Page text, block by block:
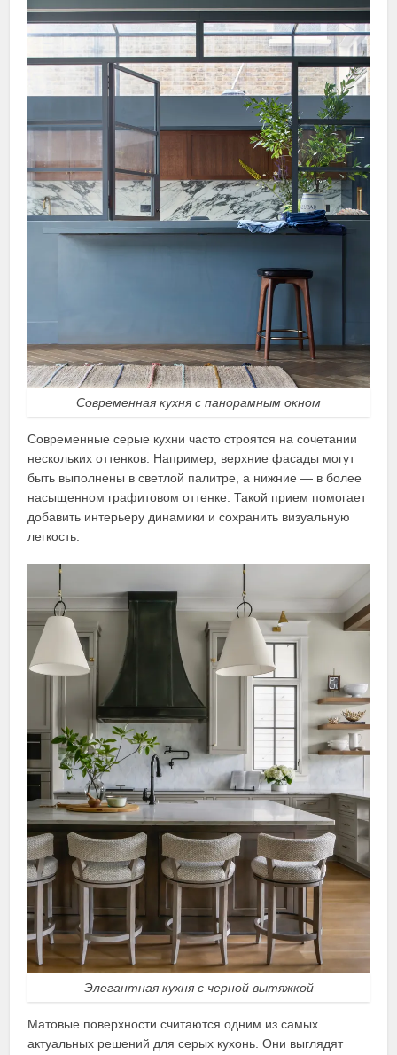
Современная кухня с панорамным окном
Современные серые кухни часто строятся на сочетании
нескольких оттенков. Например, верхние фасады могут
быть выполнены в светлой палитре, а нижние — в более
насыщенном графитовом оттенке. Такой прием помогает
добавить интерьеру динамики и сохранить визуальную
легкость.
Элегантная кухня с черной вытяжкой
Матовые поверхности считаются одним из самых
актуальных решений для серых кухонь. Они выглядят